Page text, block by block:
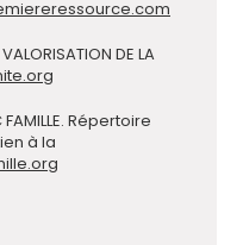
DE LA
FAMILLE. Répertoire
à la